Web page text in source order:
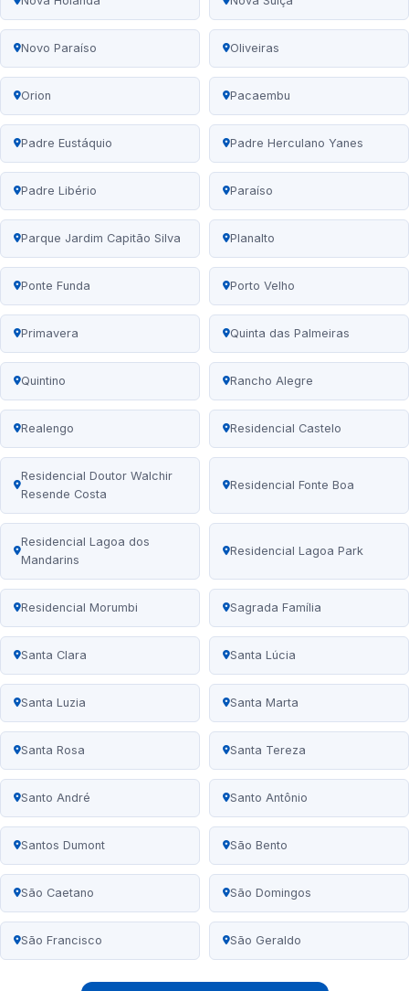
Novo Paraíso Oliveiras
Orion Pacaembu
Padre Eustáquio Padre Herculano Yanes
Padre Libério Paraíso
Parque Jardim Capitão Silva Planalto
Ponte Funda Porto Velho
Primavera Quinta das Palmeiras
Quintino Rancho Alegre
Realengo Residencial Castelo
Residencial Doutor Walchir
Resende Costa
Residencial Fonte Boa
Residencial Lagoa dos
Mandarins
Residencial Lagoa Park
Residencial Morumbi Sagrada Família
Santa Clara Santa Lúcia
Santa Luzia Santa Marta
Santa Rosa Santa Tereza
Santo André Santo Antônio
Santos Dumont São Bento
São Caetano São Domingos
São Francisco São Geraldo